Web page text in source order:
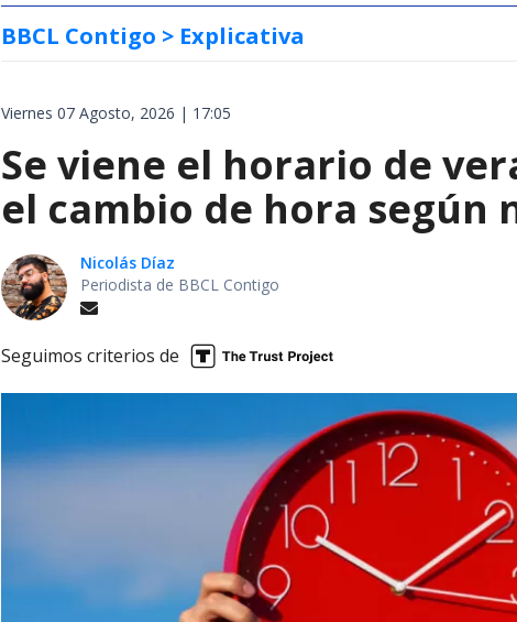
BBCL Contigo > Explicativa
Viernes 07 Agosto, 2026 | 17:05
Se viene el horario de
el cambio de hora según
Nicolás Díaz
Periodista de BBCL Contigo
Seguimos criterios de